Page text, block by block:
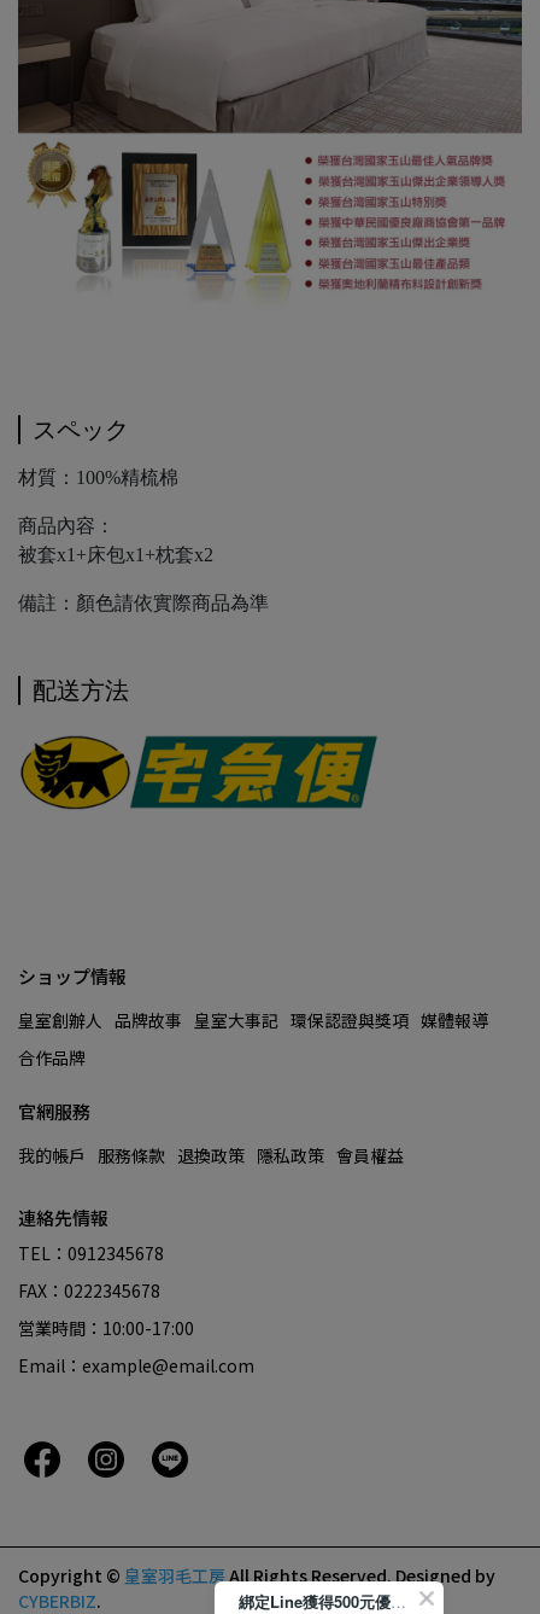
スペック
材質：100%精梳棉
商品內容：
被套x1+床包x1+枕套x2
備註：顏色請依實際商品為準
配送方法
ショップ情報
皇室創辦人 品牌故事 皇室大事記 環保認證與獎項 媒體報導
合作品牌
官網服務
我的帳戶 服務條款 退換政策 隱私政策 會員權益
連絡先情報
TEL：0912345678
FAX：0222345678
営業時間：10:00-17:00
Email：example@email.com
Copyright © 皇室羽毛工房All Rights Reserved.Designed by
CYBERBIZ. 綁定Line獲得500元優惠券